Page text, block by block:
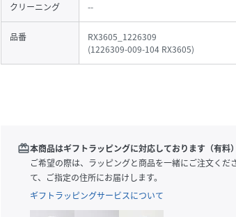
クリーニング --
品番
RX3605_1226309
(1226309-009-104 RX3605)
redeem本商品はギフトラッピングに対応しております（有料）
ご希望の際は、ラッピングと商品を一緒にご注文くだ
て、ご指定の住所にお届けします。
ギフトラッピングサービスについて